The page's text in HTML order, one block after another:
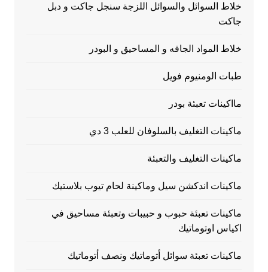
خلاط السوائل والسوائل اللزجة سنجل جاكت و دبل
جاكت
خلاط المواد الجافه و المساحيق و البودر
طبات الومنيوم فويل
مااكينات تعبئة بودر
ماكينات التغليف بالسلوفان للعلب 3 دي
ماكينات التغليف والتعبئة
ماكينات اندكشن سيل وماكينة لحام تيوب بلاستيك
ماكينات تعبئة حبوب و حبيبات وتعبئة مساحيق في
اكياس اوتوماتيك
ماكينات تعبئة سوائل أتوماتيك ونصف أتوماتيك